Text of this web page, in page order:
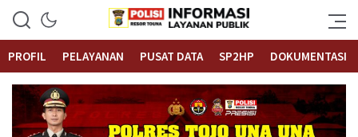
Polrestouna.com
Informasi Layanan Publik
PROFIL
PELAYANAN PUSAT DATA SP2HP DOKUMENTASI